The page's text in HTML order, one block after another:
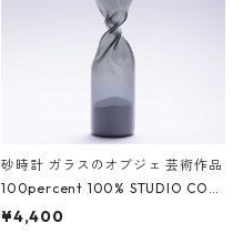
砂時計 ガラスのオブジェ 芸術作品
100percent 100% STUDIO COH
AKU Timeless 100パーセント ス
¥4,400